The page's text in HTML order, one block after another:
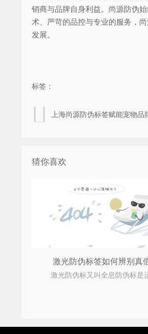
销商与品牌自身利益。尚源防伪
术、严苛的品控与专业的服务，
发展。
标签：
上海尚源防伪标签赋能宠物品
猜你喜欢
激光防伪标签如何辨别真